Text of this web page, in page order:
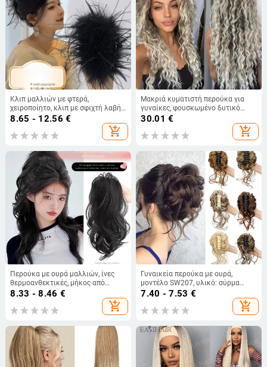
Κλιπ μαλλιών με φτερά,
χειροποίητο, κλιπ με σφιχτή λαβή,
ενθέτης από κράμα βολφραμίου,
8.65 - 12.56 €
add_shopping_cart
Μακριά κυματιστή περούκα για
γυναίκες, φουσκωμένο δυτικό
στυλ με αφρικανικές μπούκλες,
30.01 €
add_shopping_cart
Περούκα με ουρά μαλλιών, ίνες
θερμοανθεκτικές, μήκος από
μεσαίο έως μακρύ, φυσικό στυλ
καταρράκτη με μπούκλες, μοντέλο
καταρράκτη ουράς, όχι κατάλληλη
8.33 - 8.46 €
add_shopping_cart
Γυναικεία περούκα με ουρά,
μοντέλο SW207, υλικό: σύρμα
υψηλής θερμοκρασίας,
επεξεργασία: μηχανισμός, χωρίς
περμανάντ ή βαφή
7.40 - 7.53 €
add_shopping_cart